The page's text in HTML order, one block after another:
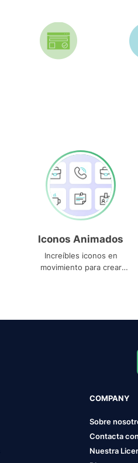
Iconos Animados
Increíbles iconos en
movimiento para crear
COMPANY
Sobre
Contacta
Nuestra